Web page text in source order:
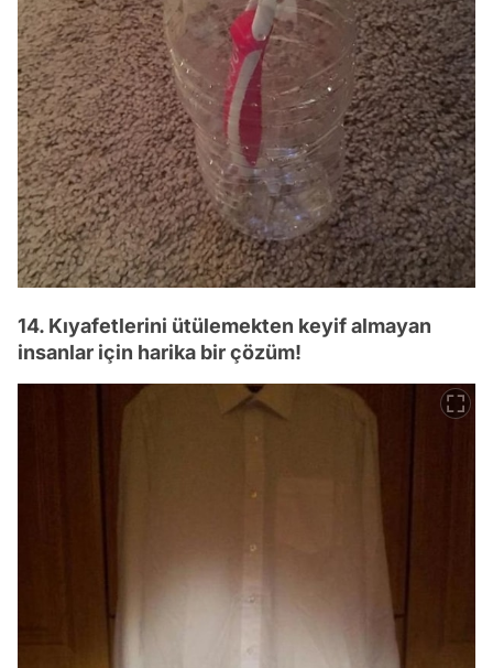
14. Kıyafetlerini ütülemekten keyif almayan
insanlar için harika bir çözüm!